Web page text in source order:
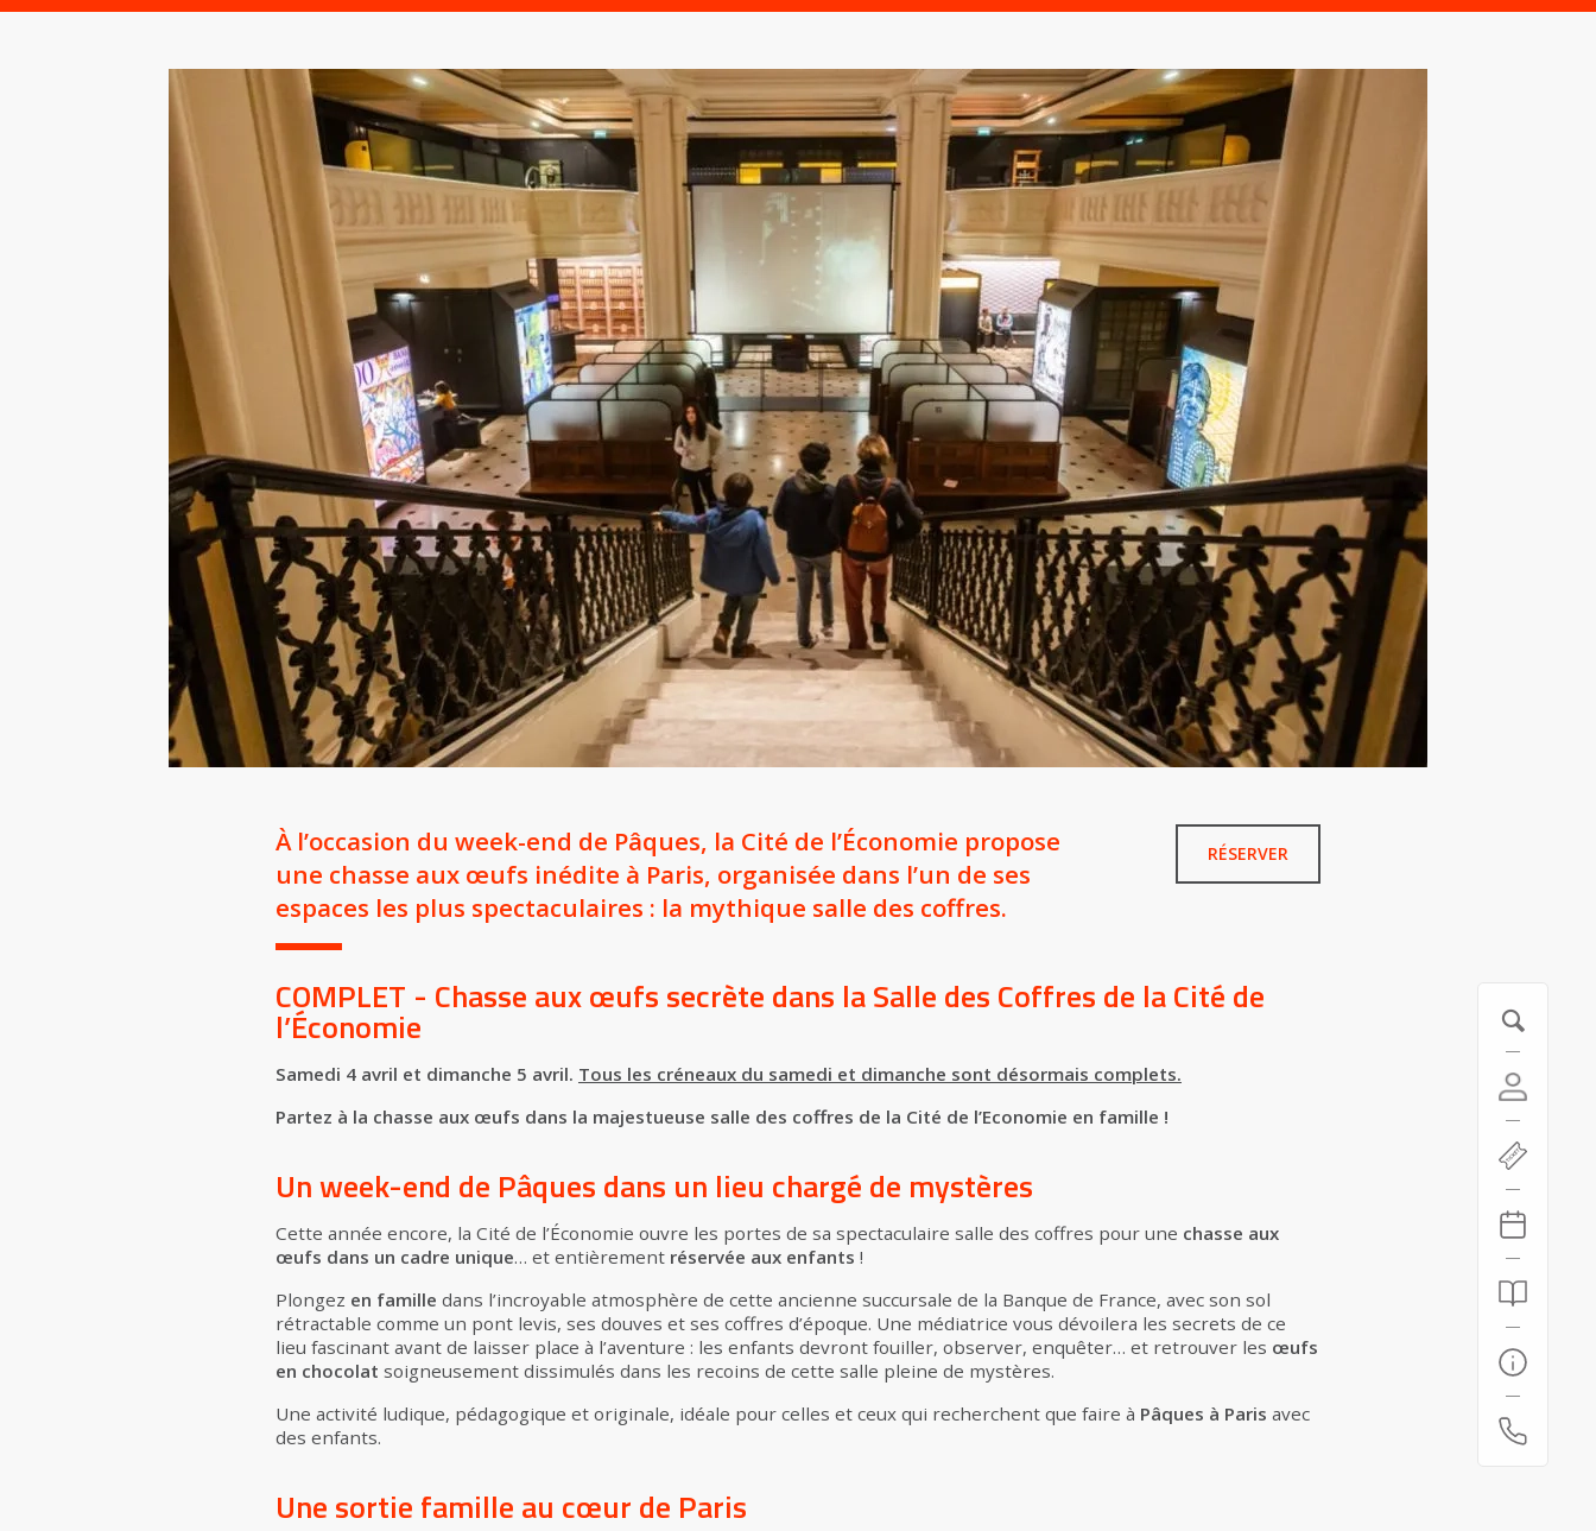
À l’occasion du week-end de Pâques, la Cité de l’Économie propose
une chasse aux œufs inédite à Paris, organisée dans l’un de ses
espaces les plus spectaculaires : la mythique salle des coffres.
RÉSERVER
COMPLET - Chasse aux œufs secrète dans la Salle des Coffres de la Cité de
l’Économie
Samedi 4 avril et dimanche 5 avril. Tous les créneaux du samedi et dimanche sont désormais complets.
Partez à la chasse aux œufs dans la majestueuse salle des coffres de la Cité de l’Economie en famille !
Un week-end de Pâques dans un lieu chargé de mystères
Cette année encore, la Cité de l’Économie ouvre les portes de sa spectaculaire salle des coffres pour une chasse aux
œufs dans un cadre unique… et entièrement réservée aux enfants !
Plongez en famille dans l’incroyable atmosphère de cette ancienne succursale de la Banque de France, avec son sol
rétractable comme un pont levis, ses douves et ses coffres d’époque. Une médiatrice vous dévoilera les secrets de ce
lieu fascinant avant de laisser place à l’aventure : les enfants devront fouiller, observer, enquêter… et retrouver les œufs
en chocolat soigneusement dissimulés dans les recoins de cette salle pleine de mystères.
Une activité ludique, pédagogique et originale, idéale pour celles et ceux qui recherchent que faire à Pâques à Paris avec
des enfants.
Une sortie famille au cœur de Paris